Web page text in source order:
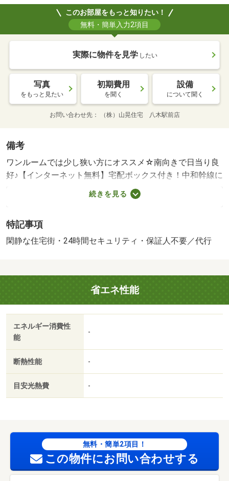
このお部屋をもっと知りたい！
無料・簡単入力2項目
実際に物件を見学 したい
写真
をもっと見たい
初期費用
を聞く
設備
について聞く
お問い合わせ先 （株）山晃住宅 八木駅前店
備考
ワンルームでは少し狭い方にオススメ☆南向きで日当り良
好♪【インターネット無料】宅配ボックス付き！中和幹線に
アクセスしやすく、スーパーやコンビも近くにあり買い物
や通勤にも非常に便利です。お風呂・トイレも別で独立洗
オススメです！！・賃貸保証等：加入要（オリコ 初回事
務手数料３３，０００円（初回引落時）、保証料月額賃料
宅配ボックス！ウォシュレット中和幹線にアクセスしやす
く、スーパーやコンビも近くにあり買い物や通勤にも非常
に便利です。お風呂・トイレも別で独立洗面台も付いてこ
のお家賃！ワンルーム/室内清掃費用 33000円
続きを見る
特記事項
閑静な住宅街・24時間セキュリティ・保証人不要／代行
省エネ性能
エネルギー消費性
能
-
断熱性能 -
目安光熱費 -
無料・簡単2項目！
この物件にお問い合わせする